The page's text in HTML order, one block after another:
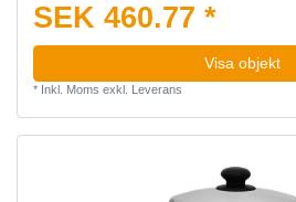
SEK 460.77 *
Visa objekt
* Inkl. Moms exkl. Leverans